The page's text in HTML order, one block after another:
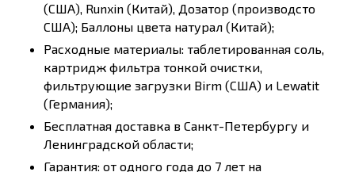
(США), Runxin (Китай), Дозатор (производсто
США); Баллоны цвета натурал (Китай);
Расходные материалы: таблетированная соль,
картридж фильтра тонкой очистки,
фильтрующие загрузки Birm (США) и Lewatit
(Германия);
Бесплатная доставка в Санкт-Петербургу и
Ленинградской области;
Гарантия: от одного года до 7 лет на